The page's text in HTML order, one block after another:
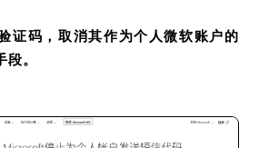
证码，取消其作为个人微软账户的
。